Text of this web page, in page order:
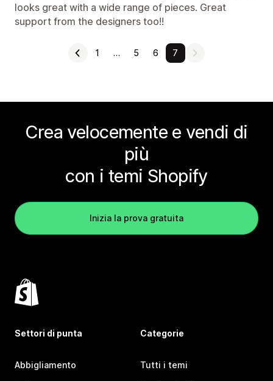
looks great with a wide range of pieces. Great
support from the designers too!!
1 … 5 6 7
Crea velocemente e vendi di
più
con i temi Shopify
Inizia la prova gratuita
Settori di punta
Abbigliamento
Categorie
Tutti i temi